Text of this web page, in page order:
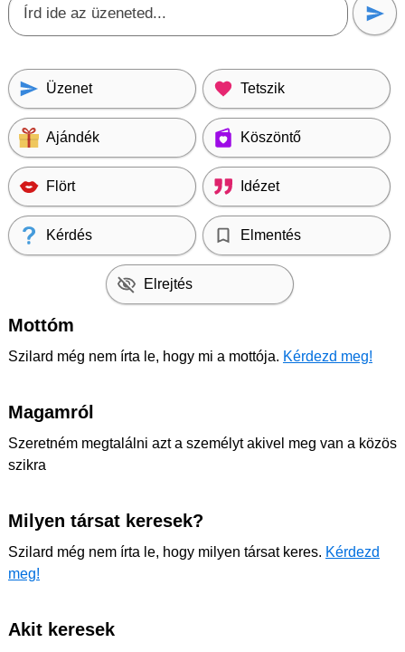
Üzenet Tetszik
Ajándék Köszöntő
Flört Idézet
Kérdés Elmentés
Elrejtés
Mottóm
Szilard még nem írta le, hogy mi a mottója. Kérdezd meg!
Magamról
Szeretném megtalálni azt a személyt akivel meg van a közös
szikra
Milyen társat keresek?
Szilard még nem írta le, hogy milyen társat keres. Kérdezd
meg!
Akit keresek